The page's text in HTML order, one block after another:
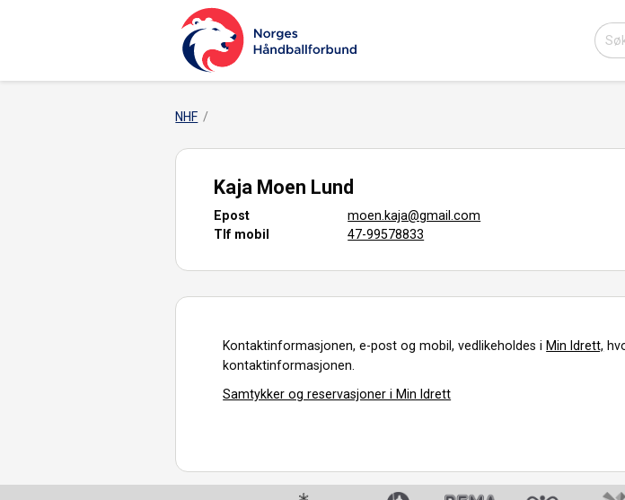
NHF
Kaja Moen Lund
Epost
moen.kaja@gmail.com
Tlf mobil
47-99578833
Kontaktinformasjonen, e-post og mobil, vedlikeholdes i Min Idrett,
kontaktinformasjonen.
Samtykker og reservasjoner i Min Idrett